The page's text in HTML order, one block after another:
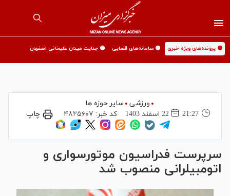
🟡 پرونده‌های ویژه خبری 🟡 سامانه‌های قضایی 🟡 جنایت میدان علیخانی اصفهان
ورزشی
سایر حوزه ها
21:27
22 اسفند 1403 کد خبر: ۴۸۲۵۶۰۷ چاپ
سرپرست فدراسیون موتورسواری و
اتومبیلرانی منصوب شد